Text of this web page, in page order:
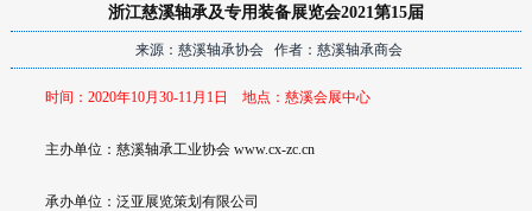
浙江慈溪轴承及专用装备展览会2021第15届
来源：慈溪轴承协会 作者：慈溪轴承商会
时间：2020年10月30-11月1日 地点：慈溪会展中心
主办单位：慈溪轴承工业协会 www.cx-zc.cn
承办单位：泛亚展览策划有限公司